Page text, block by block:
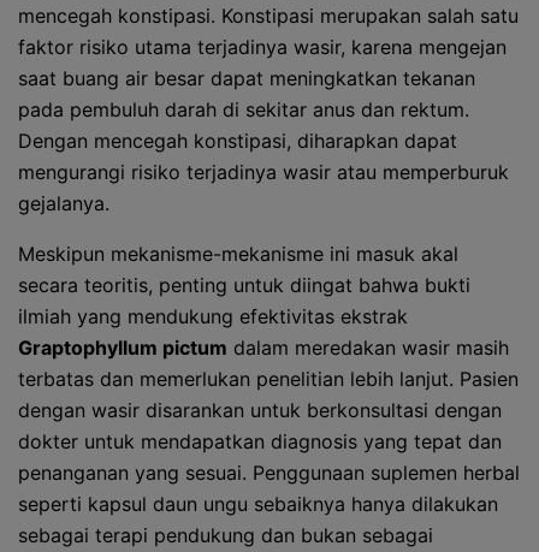
mencegah konstipasi. Konstipasi merupakan salah satu
faktor risiko utama terjadinya wasir, karena mengejan
saat buang air besar dapat meningkatkan tekanan
pada pembuluh darah di sekitar anus dan rektum.
Dengan mencegah konstipasi, diharapkan dapat
mengurangi risiko terjadinya wasir atau memperburuk
gejalanya.
Meskipun mekanisme-mekanisme ini masuk akal
secara teoritis, penting untuk diingat bahwa bukti
ilmiah yang mendukung efektivitas ekstrak
Graptophyllum pictum dalam meredakan wasir masih
terbatas dan memerlukan penelitian lebih lanjut. Pasien
dengan wasir disarankan untuk berkonsultasi dengan
dokter untuk mendapatkan diagnosis yang tepat dan
penanganan yang sesuai. Penggunaan suplemen herbal
seperti kapsul daun ungu sebaiknya hanya dilakukan
sebagai terapi pendukung dan bukan sebagai